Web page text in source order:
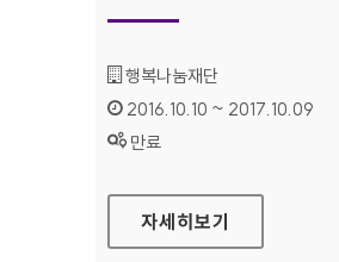
기관명 :
행복나눔재단
인증기간 :
2016.10.10 ~ 2017.10.09
상태 :
만료
SK대학생 자원봉사단
자세히보기